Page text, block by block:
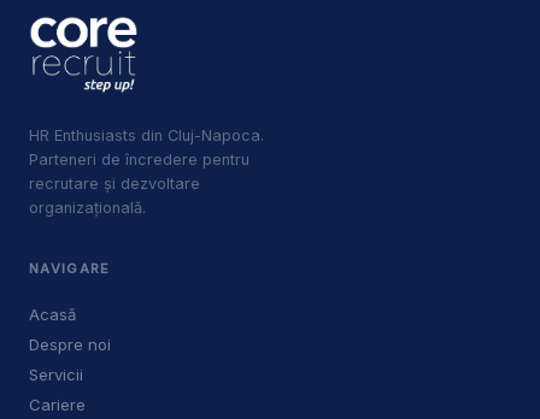
HR Enthusiasts din Cluj-Napoca.
Parteneri de încredere pentru
recrutare și dezvoltare
organizațională.
NAVIGARE
Acasă
Despre noi
Servicii
Cariere